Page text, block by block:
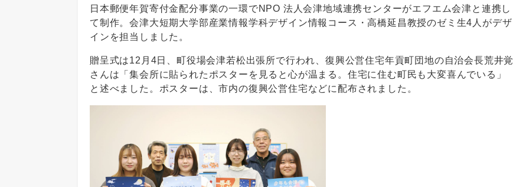
日本郵便年賀寄付金配分事業の一環でNPO 法人会津地域連携センターがエフエム会津と連携し
て制作。会津大短期大学部産業情報学科デザイン情報コース・高橋延昌教授のゼミ生4人がデザ
インを担当しました。
贈呈式は12月4日、町役場会津若松出張所で行われ、復興公営住宅年貢町団地の自治会長荒井覚
さんは「集会所に貼られたポスターを見ると心が温まる。住宅に住む町民も大変喜んでいる」
と述べました。ポスターは、市内の復興公営住宅などに配布されました。